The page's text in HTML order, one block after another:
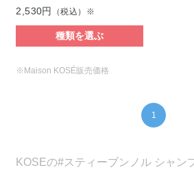
2,530円
（税込）※
種類を選ぶ
※Maison KOSÉ販売価格
1
KOSEの#スティーブンノル シャン